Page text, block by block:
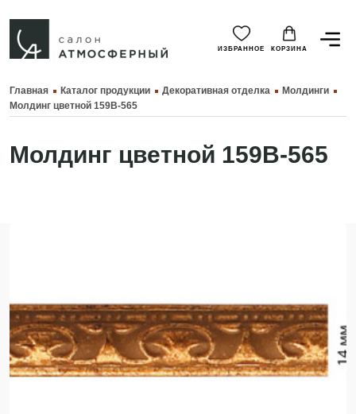
ИЗБРАННОЕ КОРЗИНА
Главная Каталог продукции Декоративная отделка
Молдинги
Молдинг цветной 159B-565
Молдинг цветной 159B-565